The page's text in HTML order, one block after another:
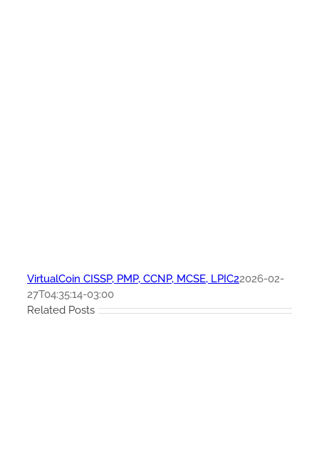
VirtualCoin CISSP, PMP, CCNP, MCSE, LPIC22026-02-
27T04:35:14-03:00
Related Posts